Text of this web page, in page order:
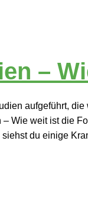
–
aufgeführt,
Wie weit ist die
du einige